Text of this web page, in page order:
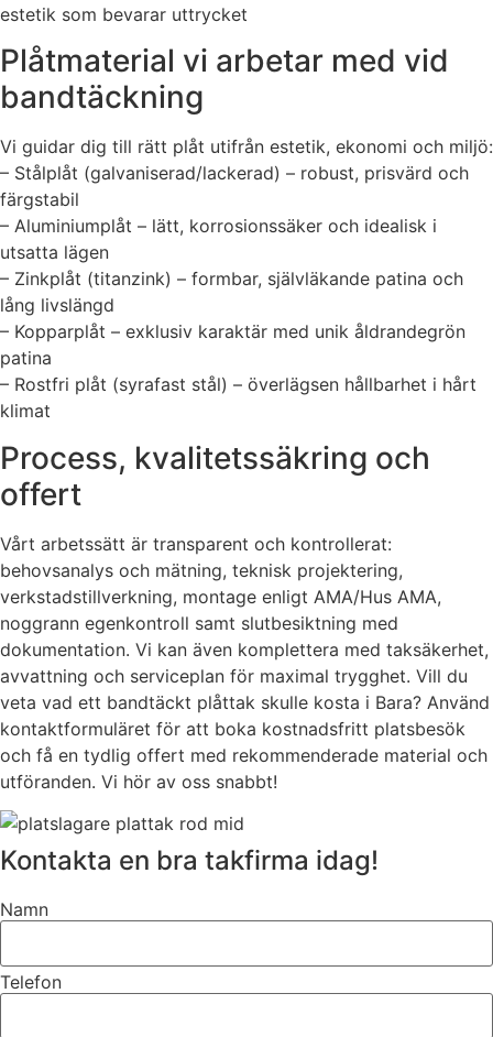
estetik som bevarar uttrycket
Plåtmaterial vi arbetar med vid
bandtäckning
Vi guidar dig till rätt plåt utifrån estetik, ekonomi och miljö:
– Stålplåt (galvaniserad/lackerad) – robust, prisvärd och
färgstabil
– Aluminiumplåt – lätt, korrosionssäker och idealisk i
utsatta lägen
– Zinkplåt (titanzink) – formbar, självläkande patina och
lång livslängd
– Kopparplåt – exklusiv karaktär med unik åldrandegrön
patina
– Rostfri plåt (syrafast stål) – överlägsen hållbarhet i hårt
klimat
Process, kvalitetssäkring och
offert
Vårt arbetssätt är transparent och kontrollerat:
behovsanalys och mätning, teknisk projektering,
verkstadstillverkning, montage enligt AMA/Hus AMA,
noggrann egenkontroll samt slutbesiktning med
dokumentation. Vi kan även komplettera med taksäkerhet,
avvattning och serviceplan för maximal trygghet. Vill du
veta vad ett bandtäckt plåttak skulle kosta i Bara? Använd
kontaktformuläret för att boka kostnadsfritt platsbesök
och få en tydlig offert med rekommenderade material och
utföranden. Vi hör av oss snabbt!
Kontakta en bra takfirma idag!
Namn
Telefon